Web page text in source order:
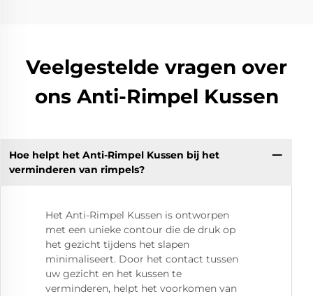
Veelgestelde vragen over
ons Anti-Rimpel Kussen
Hoe helpt het Anti-Rimpel Kussen bij het
verminderen van rimpels?
Het Anti-Rimpel Kussen is ontworpen
met een unieke contour die de druk op
het gezicht tijdens het slapen
minimaliseert. Door het contact tussen
uw gezicht en het kussen te
verminderen, helpt het voorkomen van